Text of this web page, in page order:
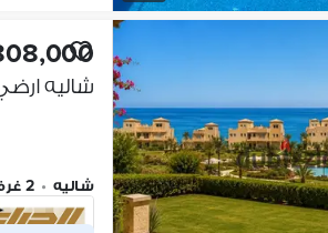
شاليه • 2 غرف نوم
لاجونا